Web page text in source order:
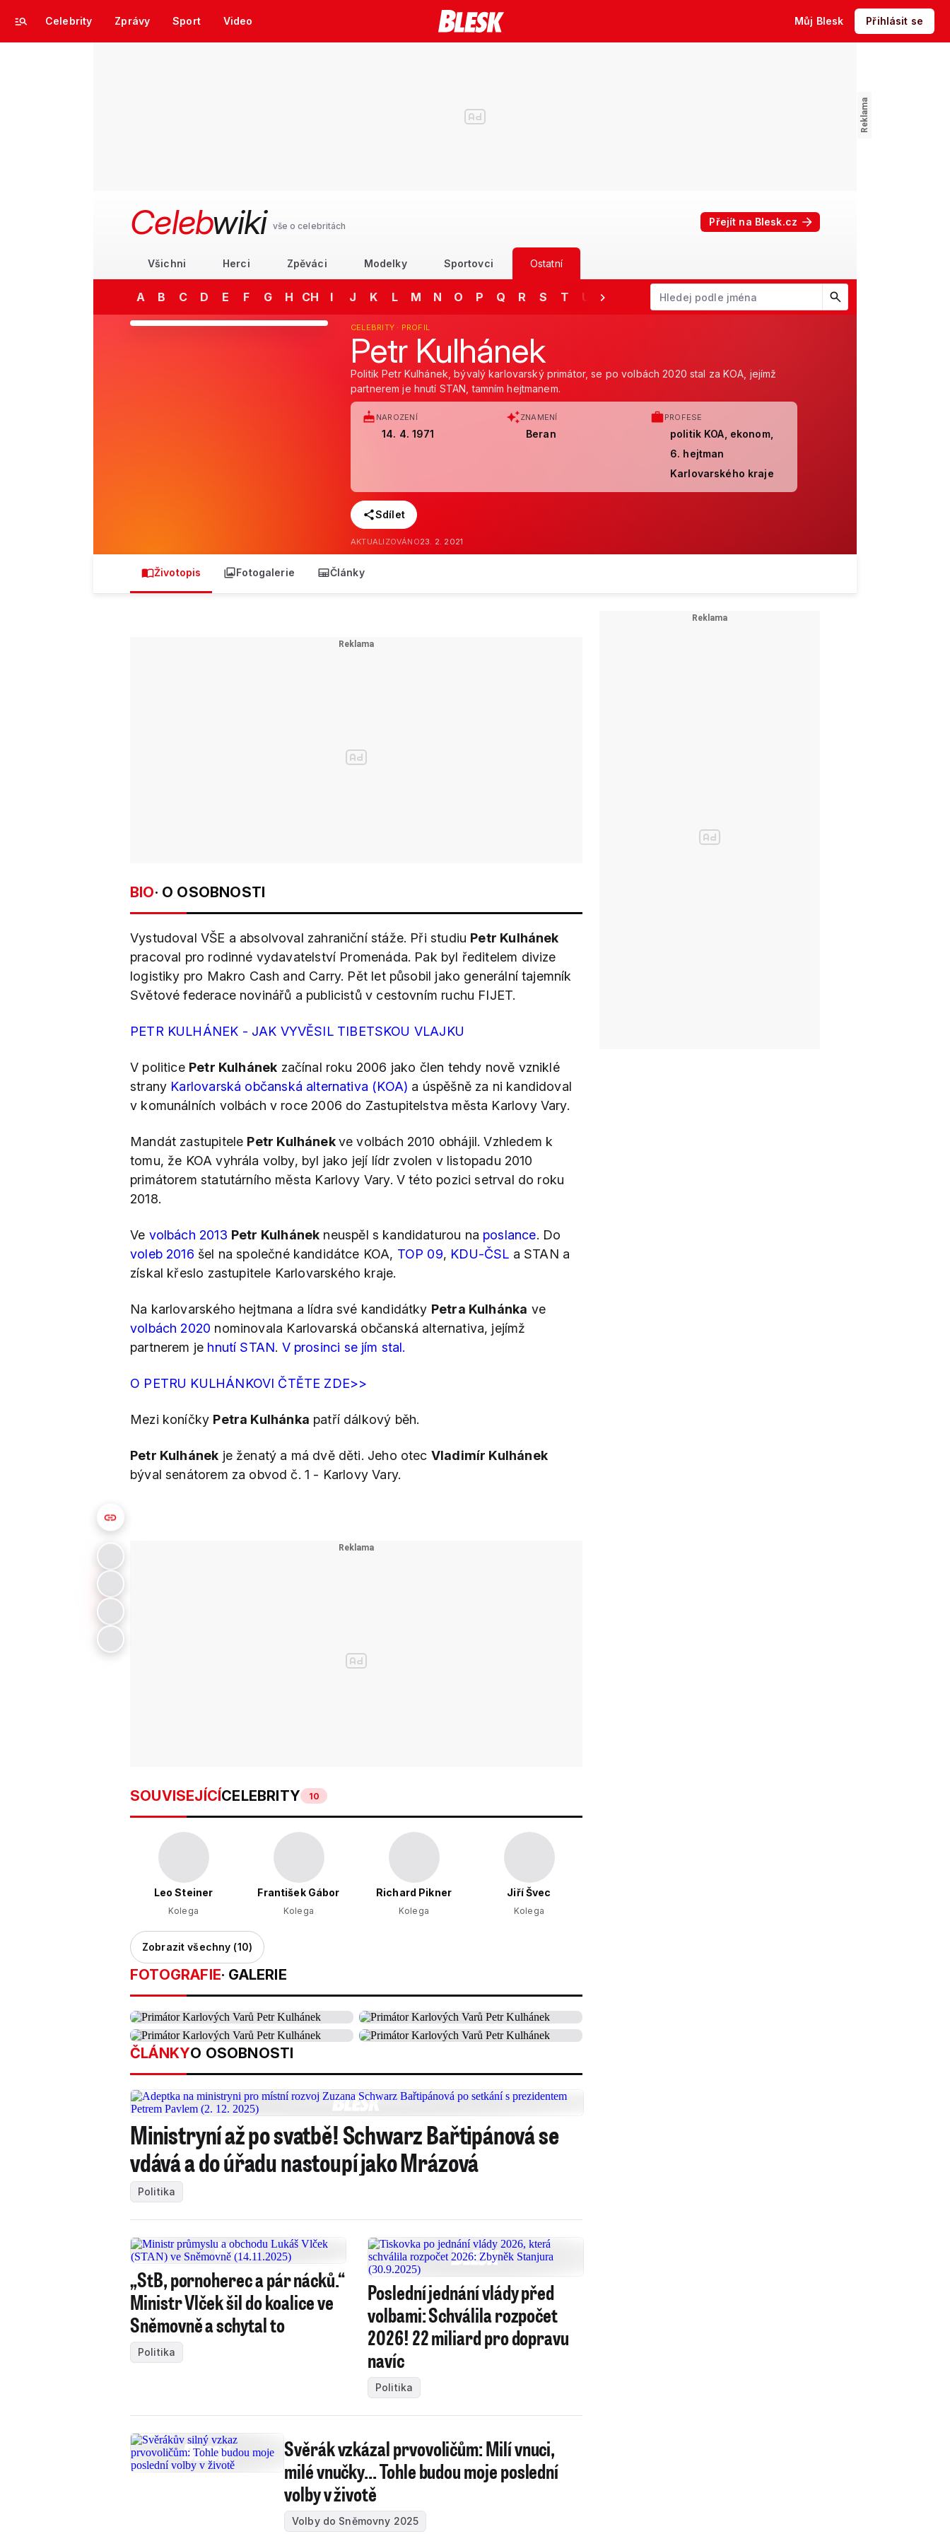
Celebrity Zprávy Sport Video Můj Blesk Přihlásit se
Celebwiki vše o celebritách Přejít na Blesk.cz
Všichni Herci Zpěváci Modelky Sportovci Ostatní
A B C D E F G H CH I J K L M N O P Q R S T U V Y Z
Začněte psát jméno. Šipkami dolů a nahoru procházejte návrhy,
CELEBRITY · PROFIL
Petr Kulhánek
Politik Petr Kulhánek, bývalý karlovarský primátor, se po volbách 2020 stal za KOA, jejímž
partnerem je hnutí STAN, tamním hejtmanem.
NAROZENÍ
14. 4. 1971
ZNAMENÍ
Beran
PROFESE
politik KOA, ekonom,
6. hejtman
Karlovarského kraje
Sdílet
AKTUALIZOVÁNO23. 2. 2021
Životopis Fotogalerie Články
BIO· O OSOBNOSTI
Vystudoval VŠE a absolvoval zahraniční stáže. Při studiu Petr Kulhánek
pracoval pro rodinné vydavatelství Promenáda. Pak byl ředitelem divize
logistiky pro Makro Cash and Carry. Pět let působil jako generální tajemník
Světové federace novinářů a publicistů v cestovním ruchu FIJET.
PETR KULHÁNEK - JAK VYVĚSIL TIBETSKOU VLAJKU
V politice Petr Kulhánek začínal roku 2006 jako člen tehdy nově vzniklé
strany Karlovarská občanská alternativa (KOA) a úspěšně za ni kandidoval
v komunálních volbách v roce 2006 do Zastupitelstva města Karlovy Vary.
Mandát zastupitele Petr Kulhánekve volbách 2010 obhájil. Vzhledem k
tomu, že KOA vyhrála volby, byl jako její lídr zvolen v listopadu 2010
primátorem statutárního města Karlovy Vary. V této pozici setrval do roku
2018.
Ve volbách 2013 Petr Kulhánek neuspěl s kandidaturou na poslance. Do
voleb 2016 šel na společné kandidátce KOA, TOP 09, KDU-ČSL a STAN a
získal křeslo zastupitele Karlovarského kraje.
Na karlovarského hejtmana a lídra své kandidátky Petra Kulhánka ve
volbách 2020 nominovala Karlovarská občanská alternativa, jejímž
partnerem je hnutí STAN. V prosinci se jím stal.
O PETRU KULHÁNKOVI ČTĚTE ZDE>>
Mezi koníčky Petra Kulhánka patří dálkový běh.
Petr Kulhánek je ženatý a má dvě děti. Jeho otec Vladimír Kulhánek
býval senátorem za obvod č. 1 - Karlovy Vary.
SOUVISEJÍCÍCELEBRITY 10
Leo Steiner
Kolega
František Gábor
Kolega
Richard Pikner
Kolega
Jiří Švec
Kolega
Zobrazit všechny (10)
FOTOGRAFIE· GALERIE
ČLÁNKYO OSOBNOSTI
Ministryní až po svatbě! Schwarz Bařtipánová se
vdává a do úřadu nastoupí jako Mrázová
Politika
„StB, pornoherec a pár nácků.“
Ministr Vlček šil do koalice ve
Sněmovně a schytal to
Politika
Poslední jednání vlády před
volbami: Schválila rozpočet
2026! 22 miliard pro dopravu
navíc
Politika
Svěrák vzkázal prvovoličům: Milí vnuci,
milé vnučky... Tohle budou moje poslední
volby v životě
Volby do Sněmovny 2025